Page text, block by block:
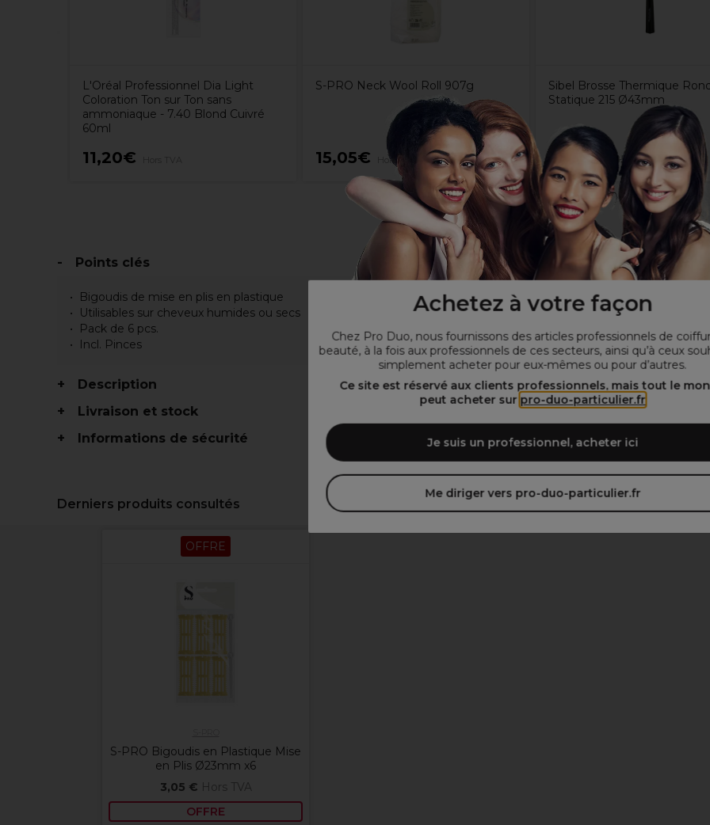
Achetez à votre façon
Chez Pro Duo, nous fournissons des articles professionnels de
beauté, à la fois aux professionnels de ces secteurs, ainsi qu’à ceux
simplement acheter pour eux-mêmes ou pour d’autres.
Ce site est réservé aux clients professionnels, mais tout le
peut acheter sur pro-duo-particulier.fr
Je suis un professionnel, acheter ici
Me diriger vers pro-duo-particulier.fr
L'Oréal Professionnel Dia Light
Coloration Ton sur Ton sans
ammoniaque - 7.40 Blond Cuivré
60ml
11,20€
S-PRO Neck Wool Roll 907g
15,05€ Hors TVA
Sibel Brosse Thermique
Statique 215 Ø43mm
7,88€ 9,85€ Hors TVA
Points clés
Bigoudis de mise en plis en plastique
Utilisables sur cheveux humides ou secs
Pack de 6 pcs.
Incl. Pinces
Description
Livraison et stock
Informations de sécurité
Derniers produits consultés
OFFRE
S-PRO Bigoudis en Plastique Mise
en Plis Ø23mm x6
3,05 € Hors TVA
OFFRE